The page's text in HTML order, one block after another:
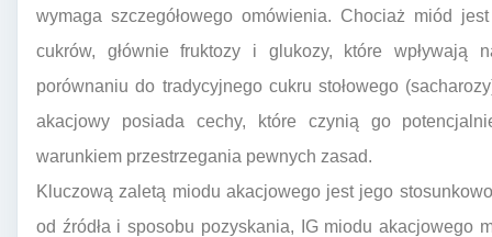
wymaga szczegółowego omówienia. Chociaż miód
cukrów, głównie fruktozy i glukozy, które
porównaniu do tradycyjnego cukru stołowego
akacjowy posiada cechy, które czynią go
warunkiem przestrzegania pewnych zasad.
Kluczową zaletą miodu akacjowego jest jego
od źródła i sposobu pozyskania, IG miodu akacjowego